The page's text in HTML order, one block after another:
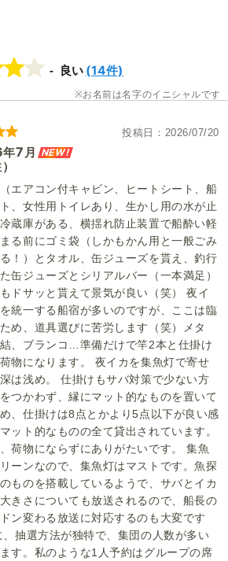
良い (14件)
お名前は名字のイニシャルです
投稿日 2026/07/20
年7 月 NEW!
エアコン付キャビン、ヒートシート、船
、女性用トイレあり、生かし用の水が止
蔵庫がある、横揺れ防止装置で船酔い軽
る前にゴミ袋（しかもかん用と一般ごみ
！）とタオル、缶ジューズを貰え、釣行
缶ジューズとシリアルバー（一本満足）
ドサッと貰えて景気が良い（笑） 夜イ
統一する船宿が多いのですが、ここは臨
め、道具選びに苦労します（笑）メタ
、ブランコ…準備だけで竿2本と仕掛け
物になります。 夜イカを集魚灯で寄せ
は浅め。 仕掛けもサバ対策で少ない方
つかわず、縁にマット的なものを置いて
、仕掛けは8点とかより5点以下が良い感
ット的なものの全て貸出されています。
荷物にならずにありがたいです。 集魚
ーンなので、集魚灯はマストです。魚探
ものを搭載しているようで、サバとイカ
きさについても放送されるので、船長の
ン変わる放送に対応するのも大変です
、抽選方法が独特で、集団の人数が多い
す。私のような1人予約はグループの席